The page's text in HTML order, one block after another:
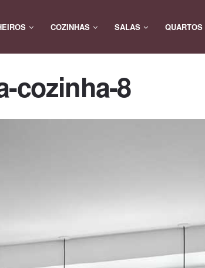
COZINHAS SALAS QUARTOS
cozinha-8